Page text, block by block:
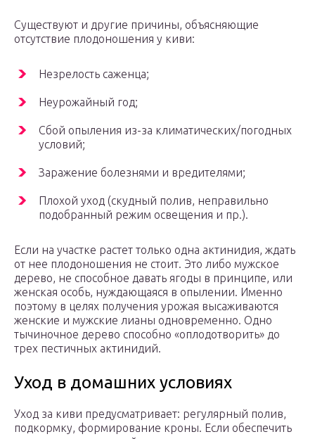
Существуют и другие причины, объясняющие
отсутствие плодоношения у киви:
Незрелость саженца;
Неурожайный год;
Сбой опыления из-за климатических/погодных
условий;
Заражение болезнями и вредителями;
Плохой уход (скудный полив, неправильно
подобранный режим освещения и пр.).
Если на участке растет только одна актинидия, ждать
от нее плодоношения не стоит. Это либо мужское
дерево, не способное давать ягоды в принципе, или
женская особь, нуждающаяся в опылении. Именно
поэтому в целях получения урожая высаживаются
женские и мужские лианы одновременно. Одно
тычиночное дерево способно «оплодотворить» до
трех пестичных актинидий.
Уход в домашних условиях
Уход за киви предусматривает: регулярный полив,
подкормку, формирование кроны. Если обеспечить